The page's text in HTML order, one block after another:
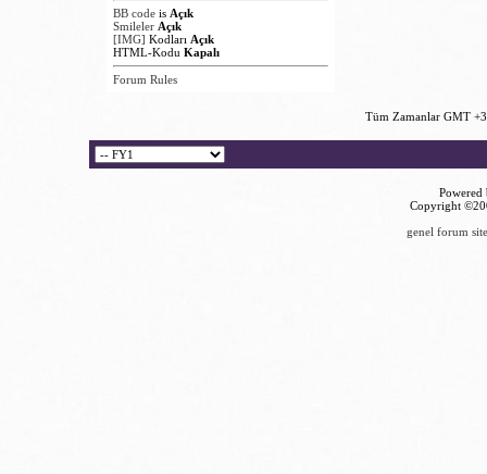
BB code is Açık
Smileler Açık
[IMG] Kodları Açık
HTML-Kodu Kapalı
Forum Rules
Tüm Zamanlar GMT
Copyright
genel forum